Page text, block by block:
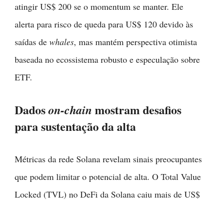
atingir US$ 200 se o momentum se manter. Ele
alerta para risco de queda para US$ 120 devido às
saídas de whales, mas mantém perspectiva otimista
baseada no ecossistema robusto e especulação sobre
ETF.
Dadoson-chain mostram desafios
para sustentação da alta
Métricas da rede Solana revelam sinais preocupantes
que podem limitar o potencial de alta. O Total Value
Locked (TVL) no DeFi da Solana caiu mais de US$